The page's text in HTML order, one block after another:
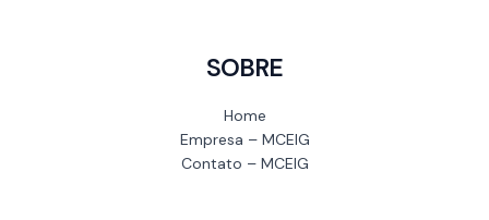
SOBRE
Home
Empresa – MCEIG
Contato – MCEIG